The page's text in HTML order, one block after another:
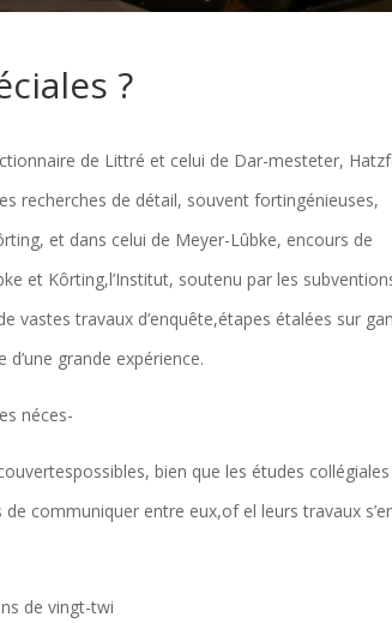
?
de Littré et celui de Dar-mesteter,
recherches de détail, souvent fortingénieuses,
et dans celui de Meyer-Lûbke, encours de
et Kôrting,l’Institut, soutenu par les
vastes travaux d’enquête,étapes étalées sur
grande expérience.
néces-
bien que les études
communiquer entre eux,of el leurs travaux
de vingt-twi